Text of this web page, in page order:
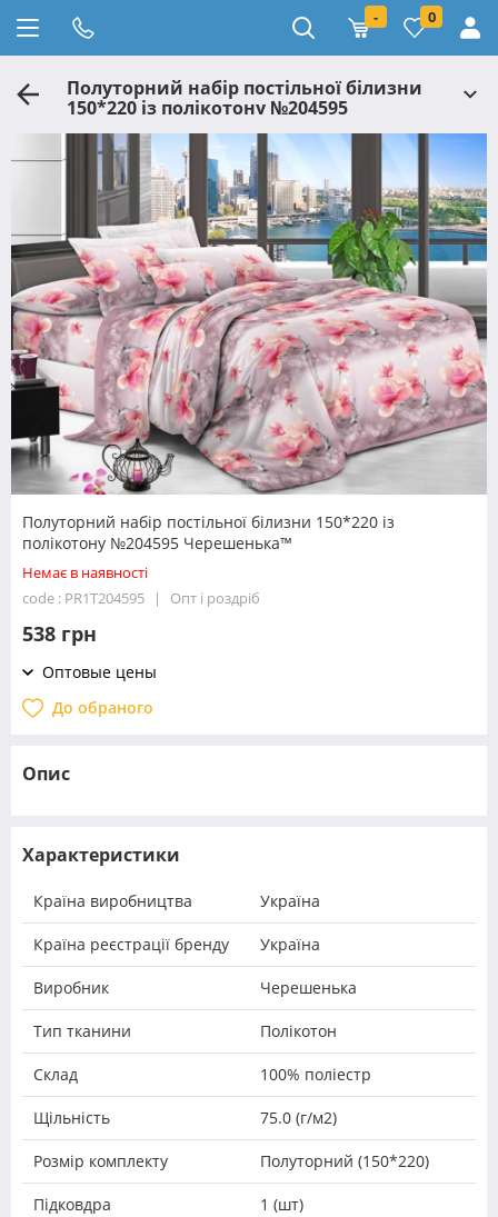
- 0
Полуторний набір постільної білизни
150*220 із полікотону №204595
Черешенька™
Полуторний набір постільної білизни 150*220 із
полікотону №204595 Черешенька™
Немає в наявності
code : PR1T204595
Опт і роздріб
538 грн
Оптовые цены
До обраного
Опис
Характеристики
Країна виробництва Україна
Країна реєстрації бренду Україна
Виробник Черешенька
Тип тканини Полікотон
Склад 100% поліестр
Щільність 75.0 (г/м2)
Розмір комплекту Полуторний (150*220)
Підковдра 1 (шт)